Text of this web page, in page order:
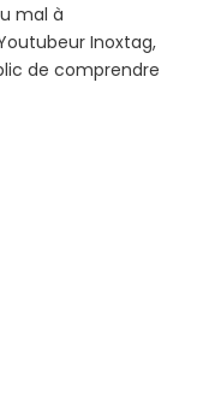
mal à
Inoxtag,
de comprendre